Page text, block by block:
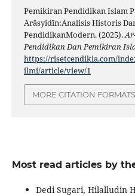
Pemikiran Pendidikan Islam
Arāsyidīn:Analisis Historis
PendidikanModern. (2025).
Pendidikan Dan Pemikiran
https://risetcendikia.com/
ilmi/article/view/1
MORE CITATION FORMATS
Most read articles by
Dedi Sugari, Hilalludin